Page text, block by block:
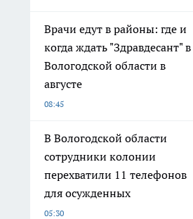
Врачи едут в районы: где и
когда ждать "Здравдесант" в
Вологодской области в
августе
08:45
В Вологодской области
сотрудники колонии
перехватили 11 телефонов
для осужденных
05:30